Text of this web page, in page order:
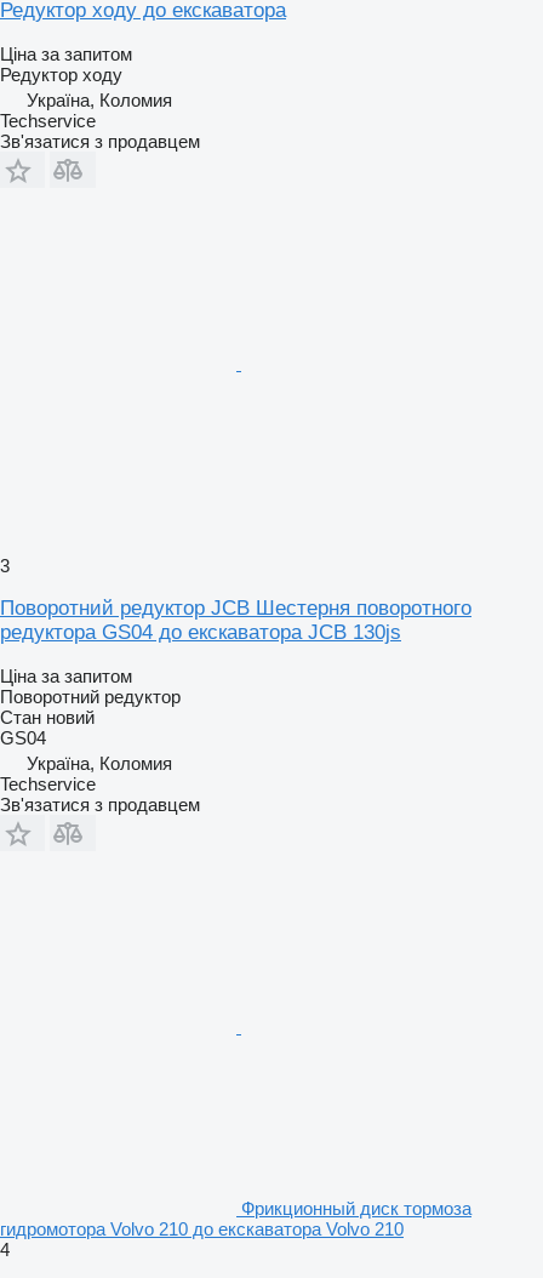
Редуктор ходу до екскаватора
Ціна за запитом
Редуктор ходу
Україна, Коломия
Techservice
Зв'язатися з продавцем
3
Поворотний редуктор JCB Шестерня поворотного
редуктора GS04 до екскаватора JCB 130js
Ціна за запитом
Поворотний редуктор
Стан новий
GS04
Україна, Коломия
Techservice
Зв'язатися з продавцем
Фрикционный диск тормоза
гидромотора Volvo 210 до екскаватора Volvo 210
4